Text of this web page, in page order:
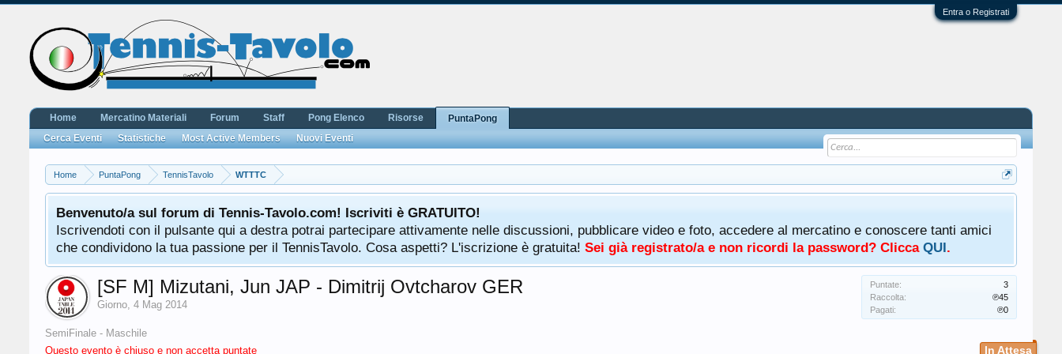
Entra o Registrati
Home PuntaPong TennisTavolo WTTTC
Benvenuto/a sul forum di Tennis-Tavolo.com! Iscriviti è GRATUITO!
Iscrivendoti con il pulsante qui a destra potrai partecipare attivamente nelle discussioni, pubblicare video e foto, accedere al mercatino e conoscere tanti amici
che condividono la tua passione per il TennisTavolo. Cosa aspetti? L'iscrizione è gratuita! Sei già registrato/a e non ricordi la password? Clicca QUI.
Puntate:
3
Raccolta:
℗45
Pagati:
℗0
[SF M] Mizutani, Jun JAP - Dimitrij Ovtcharov GER
Giorno, 4 Mag 2014
In Attesa
SemiFinale - Maschile
Questo evento è chiuso e non accetta puntate
Home Mercatino Materiali Forum Staff Pong Elenco Risorse
PuntaPong
Cerca Eventi
Statistiche Most Active Members Nuovi Eventi